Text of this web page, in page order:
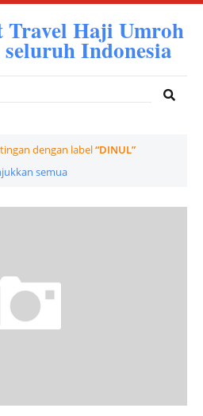
Haji Umroh
Indonesia
dengan label DINUL
semua